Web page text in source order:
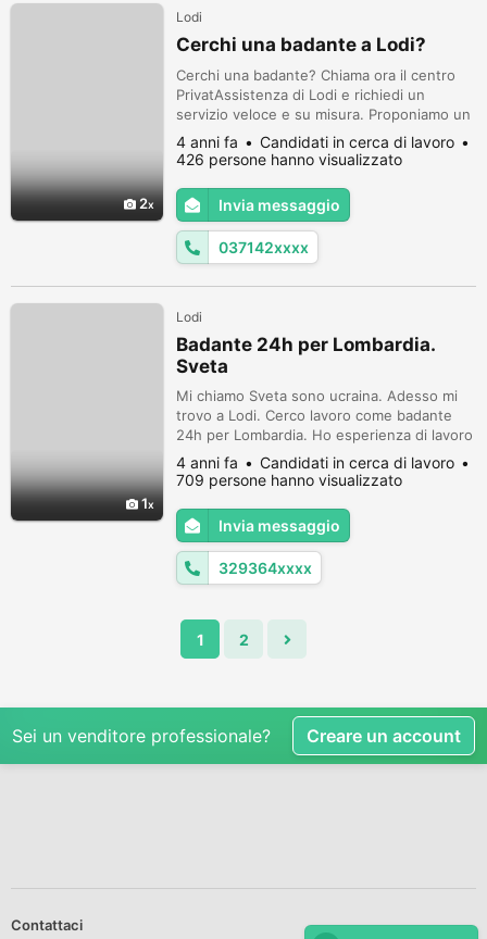
2
Lodi
Cerchi una badante a Lodi?
Cerchi una badante? Chiama ora il centro
PrivatAssistenza di Lodi e richiedi un
servizio veloce e su misura. Proponiamo un
servizio professionale e personalizzato di
ricerca selezione badanti. Il centro
Privatassistenza operativo su tutta la
provincia, è sede secondaria del Consorzio
Family Care, soggetto espressamente
autorizzato a svolgere attività di rice...
4 anni fa
Candidati in cerca di lavoro
426 persone hanno visualizzato
Invia messaggio
037142xxxx
1
Lodi
Badante 24h per Lombardia.
Sveta
Mi chiamo Sveta sono ucraina. Adesso mi
trovo a Lodi. Cerco lavoro come badante
24h per Lombardia. Ho esperienza di lavoro
come badante di persona paralizzata e
allettata. Facevo lavaggi a letto, cucinavo,
imboccavo il cibo. Sono paziente, tranquilla,
aperta. Garantisco serenità del vostro
genitore. Cerco lavoro come badante 24h
con il giorno di riposo per L...
4 anni fa
Candidati in cerca di lavoro
709 persone hanno visualizzato
Invia messaggio
329364xxxx
1 2
Sei un venditore professionale? Creare un account
Contattaci